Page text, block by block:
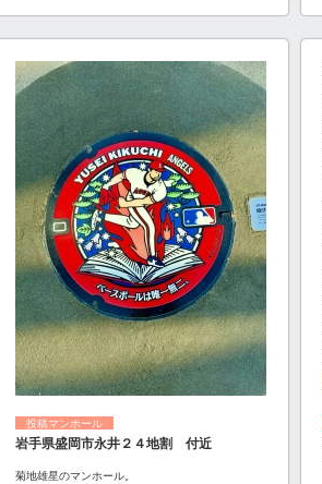
投稿マンホール
岩手県盛岡市永井２４地割 付近
菊地雄星のマンホール。